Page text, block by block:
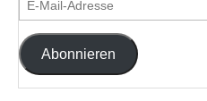
Mail-
Adresse
Abonnieren